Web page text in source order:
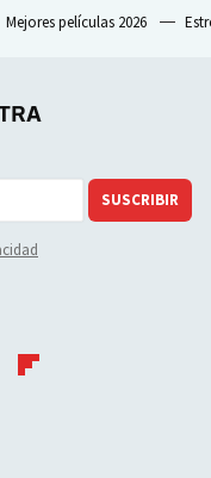
Mejores películas 2026
SUSCRIBIR